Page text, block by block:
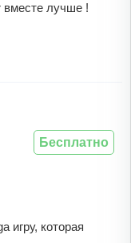
вместе лучше !
игру, которая
Бесплатно